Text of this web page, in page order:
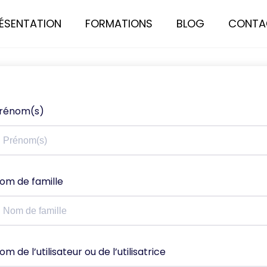
FORMATIONS BLOG
de famille
de l’utilisateur ou de l’utilisatrice